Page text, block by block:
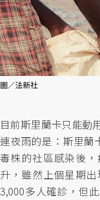
圖／法新社
目前斯里蘭卡只能動
連夜雨的是：斯里蘭
毒株的社區感染後
升，雖然上個星期
3,000多人確診，但